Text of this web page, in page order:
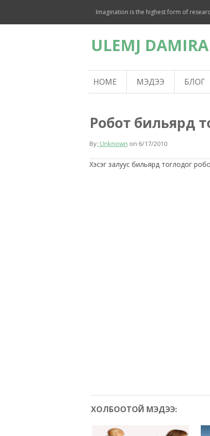
Imagination is the highest form of
ULEMJ
HOME МЭДЭЭ БЛОГ
Робот бильярд
By: Unknown on 6/17/2010
Хэсэг залуус бильярд тоглодог
ХОЛБООТОЙ МЭДЭЭ: